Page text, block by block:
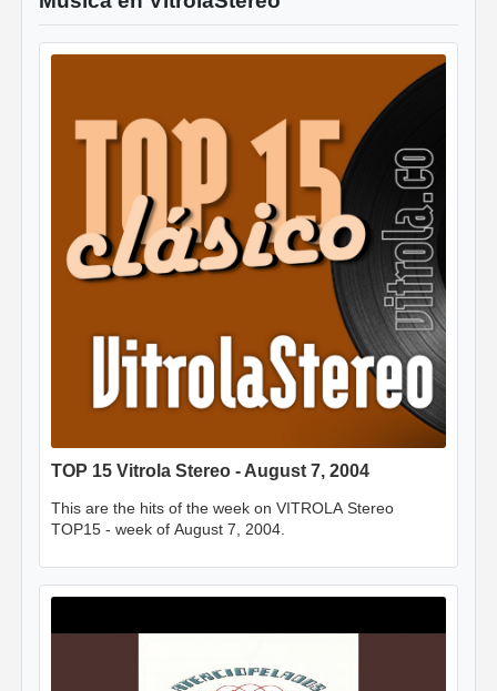
TOP 15 Vitrola Stereo - August 7, 2004
This are the hits of the week on VITROLA Stereo
TOP15 - week of August 7, 2004.